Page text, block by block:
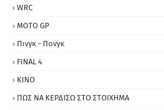
WRC
MOTO GP
Πινγκ - Πονγκ
FINAL 4
ΚΙΝΟ
ΠΩΣ ΝΑ ΚΕΡΔΙΣΩ ΣΤΟ ΣΤΟΙΧΗΜΑ